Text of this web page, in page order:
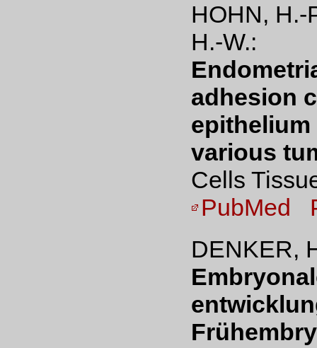
HOHN, H.-
H.-W.:
adhesion
various
Cells
PubMed
DENKER,